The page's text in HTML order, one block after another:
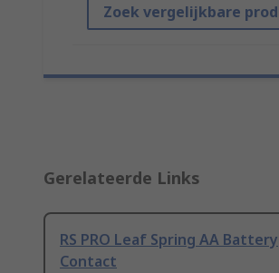
Zoek vergelijkbare
Gerelateerde Links
RS PRO Leaf Spring AA Battery
Contact